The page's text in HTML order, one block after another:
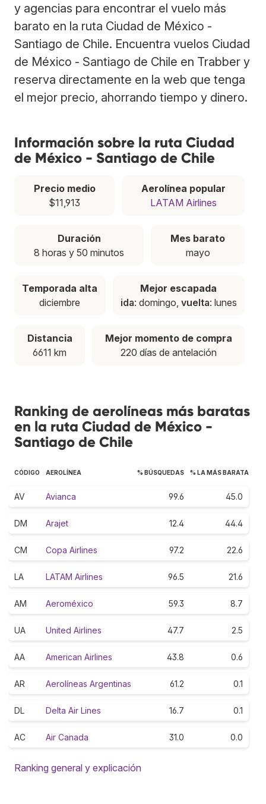
y agencias para encontrar el vuelo más
barato en la ruta Ciudad de México -
Santiago de Chile. Encuentra vuelos Ciudad
de México - Santiago de Chile en Trabber y
reserva directamente en la web que tenga
el mejor precio, ahorrando tiempo y dinero.
Información sobre la ruta Ciudad
de México - Santiago de Chile
Precio medio
$11,913
Aerolínea popular
LATAM Airlines
Duración
8 horas y 50 minutos
Mes barato
mayo
Temporada alta
diciembre
Mejor escapada
ida: domingo, vuelta: lunes
Distancia
6611 km
Mejor momento de compra
220 días de antelación
Ranking de aerolíneas más baratas
en la ruta Ciudad de México -
Santiago de Chile
CÓDIGO AEROLÍNEA % BÚSQUEDAS % LA MÁS BARATA
AV Avianca 99.6 45.0
DM Arajet 12.4 44.4
CM Copa Airlines 97.2 22.6
LA LATAM Airlines 96.5 21.6
AM Aeroméxico 59.3 8.7
UA United Airlines 47.7 2.5
AA American Airlines 43.8 0.6
AR Aerolíneas Argentinas 61.2 0.1
DL Delta Air Lines 16.7 0.1
AC Air Canada 31.0 0.0
Ranking general y explicación